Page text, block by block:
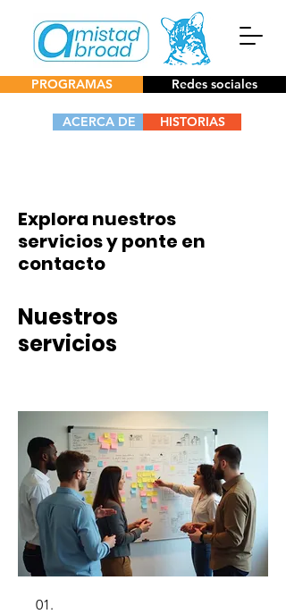
PROGRAMAS Redes sociales
ACERCA DE HISTORIAS
Explora nuestros
servicios y ponte en
contacto
Nuestros
servicios
01.